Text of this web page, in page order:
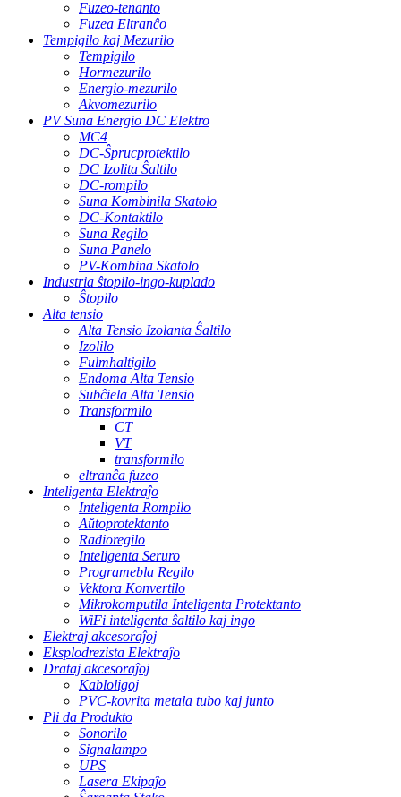
Fuzeo-tenanto
Fuzea Eltranĉo
Tempigilo kaj Mezurilo
Tempigilo
Hormezurilo
Energio-mezurilo
Akvomezurilo
PV Suna Energio DC Elektro
MC4
DC-Ŝprucprotektilo
DC Izolita Ŝaltilo
DC-rompilo
Suna Kombinila Skatolo
DC-Kontaktilo
Suna Regilo
Suna Panelo
PV-Kombina Skatolo
Industria ŝtopilo-ingo-kuplado
Ŝtopilo
Alta tensio
Alta Tensio Izolanta Ŝaltilo
Izolilo
Fulmhaltigilo
Endoma Alta Tensio
Subĉiela Alta Tensio
Transformilo
CT
VT
transformilo
eltranĉa fuzeo
Inteligenta Elektraĵo
Inteligenta Rompilo
Aŭtoprotektanto
Radioregilo
Inteligenta Seruro
Programebla Regilo
Vektora Konvertilo
Mikrokomputila Inteligenta Protektanto
WiFi inteligenta ŝaltilo kaj ingo
Elektraj akcesoraĵoj
Eksplodrezista Elektraĵo
Drataj akcesoraĵoj
Kabloligoj
PVC-kovrita metala tubo kaj junto
Pli da Produkto
Sonorilo
Signalampo
UPS
Lasera Ekipaĵo